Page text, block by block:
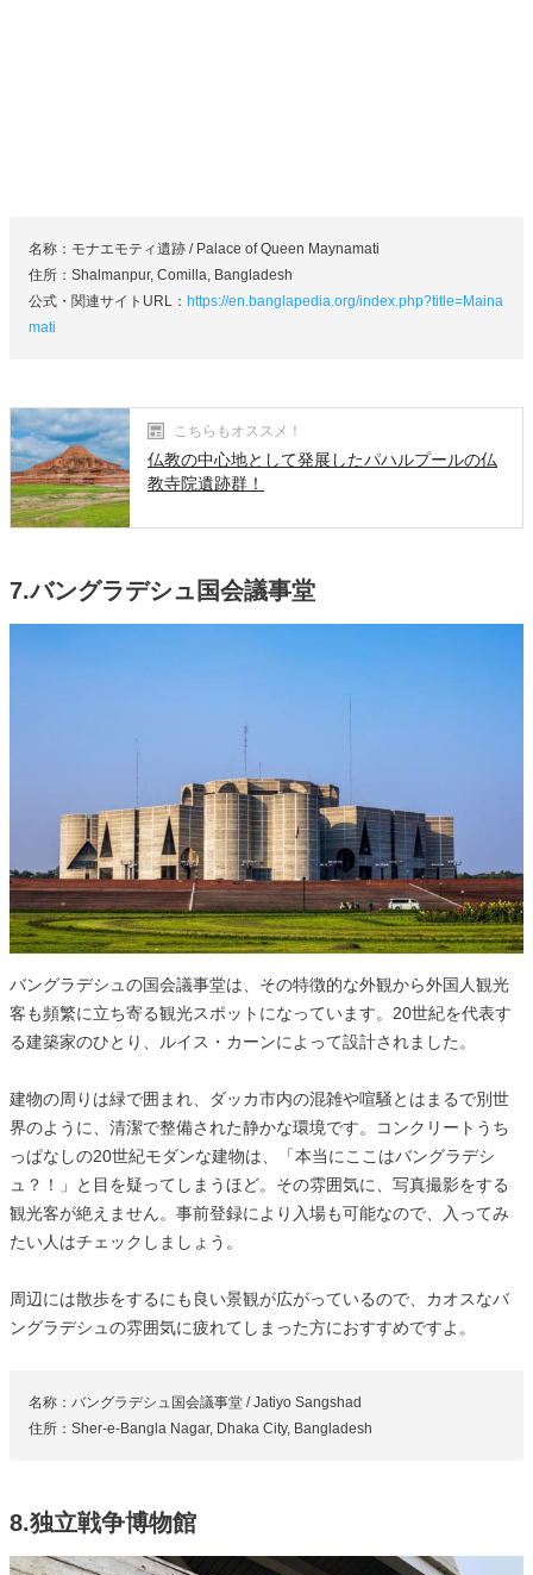
名称：モナエモティ遺跡 / Palace of Queen Maynamati
住所：Shalmanpur, Comilla, Bangladesh
公式・関連サイトURL： https://en.banglapedia.org/index.php?title=Maina
mati
こちらもオススメ！
仏教の中心地として発展したパハルプールの仏
教寺院遺跡群！
7.バングラデシュ国会議事堂
バングラデシュの国会議事堂は、その特徴的な外観から外国人観光
客も頻繁に立ち寄る観光スポットになっています。20世紀を代表す
る建築家のひとり、ルイス・カーンによって設計されました。
建物の周りは緑で囲まれ、ダッカ市内の混雑や喧騒とはまるで別世
界のように、清潔で整備された静かな環境です。コンクリートうち
っぱなしの20世紀モダンな建物は、「本当にここはバングラデシ
ュ？！」と目を疑ってしまうほど。その雰囲気に、写真撮影をする
観光客が絶えません。事前登録により入場も可能なので、入ってみ
たい人はチェックしましょう。
周辺には散歩をするにも良い景観が広がっているので、カオスなバ
ングラデシュの雰囲気に疲れてしまった方におすすめですよ。
名称：バングラデシュ国会議事堂 / Jatiyo Sangshad
住所：Sher-e-Bangla Nagar, Dhaka City, Bangladesh
8.独立戦争博物館